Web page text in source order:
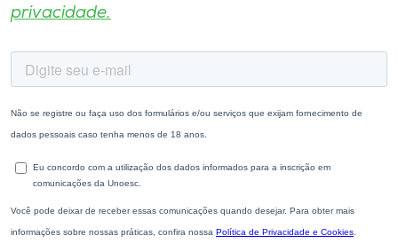
privacidade.